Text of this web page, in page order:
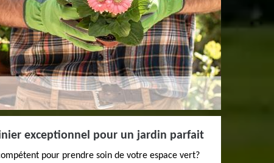
exceptionnel pour un jardin parfait
pour prendre soin de votre espace vert?